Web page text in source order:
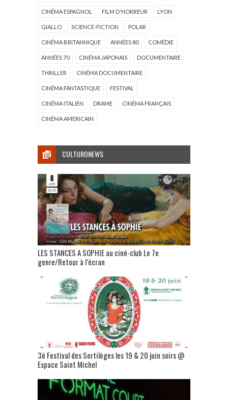
CINÉMA ESPAGNOL FILM D'HORREUR LYON
GIALLO SCIENCE-FICTION POLAR
CINÉMA BRITANNIQUE ANNÉES 80 COMÉDIE
ANNÉES 70 CINÉMA JAPONAIS DOCUMENTAIRE
THRILLER CINÉMA DOCUMENTAIRE
CINÉMA FANTASTIQUE FESTIVAL
CINÉMA ITALIEN DRAME CINÉMA FRANÇAIS
CINÉMA AMERICAIN
CULTURONEWS
LES STANCES A SOPHIE au ciné-club Le 7e
genre/Retour à l’écran
3è Festival des Sortilèges les 19 & 20 juin soirs @
Espace Saint Michel